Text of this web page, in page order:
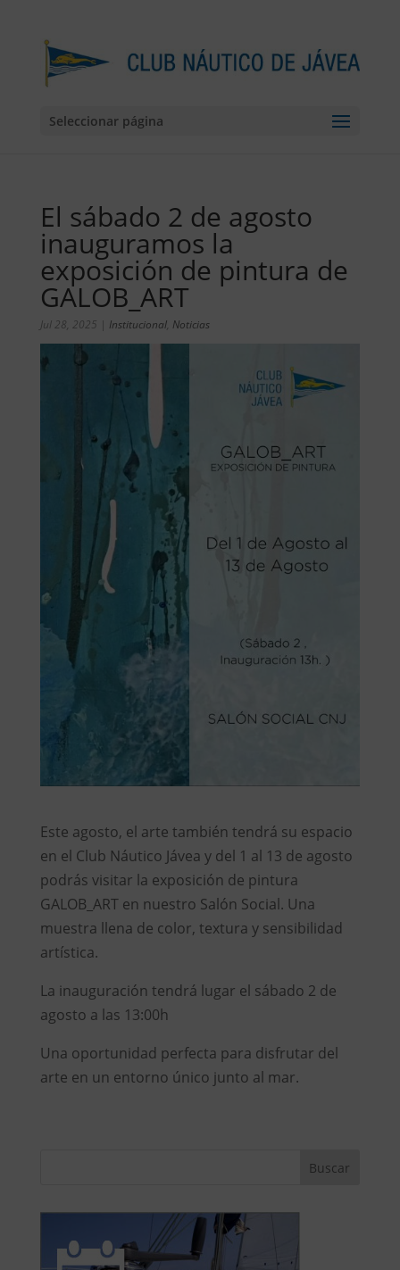
Seleccionar página
El sábado 2 de agosto
inauguramos la
exposición de pintura de
GALOB_ART
Jul 28, 2025 | Institucional, Noticias
Este agosto, el arte también tendrá su espacio
en el Club Náutico Jávea y del 1 al 13 de agosto
podrás visitar la exposición de pintura
GALOB_ART en nuestro Salón Social. Una
muestra llena de color, textura y sensibilidad
artística.
La inauguración tendrá lugar el sábado 2 de
agosto a las 13:00h
Una oportunidad perfecta para disfrutar del
arte en un entorno único junto al mar.